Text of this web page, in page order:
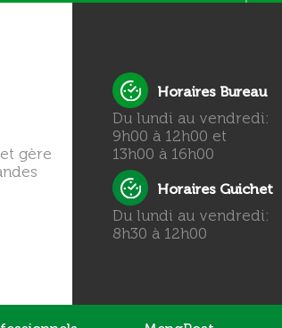
gère
Horaires Bureau
Du lundi au vendredi:
9h00 à 12h00 et
13h00 à 16h00
Horaires Guichet
Du lundi au vendredi:
8h30 à 12h00